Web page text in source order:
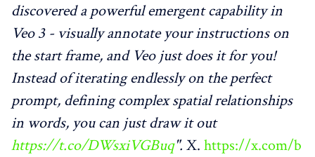
discovered a powerful emergent capability in
Veo 3 - visually annotate your instructions on
the start frame, and Veo just does it for you!
Instead of iterating endlessly on the perfect
prompt, defining complex spatial relationships
in words, you can just draw it out
https://t.co/DWsxiVGBuq". X. https://x.com/b